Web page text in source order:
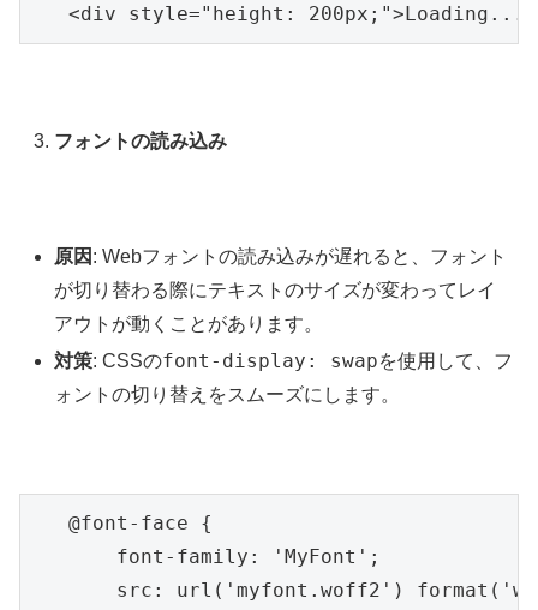
<div style="height:
フォントの読み込み
原因 : Webフォントの読み込みが遅れると、フォント
が切り替わる際にテキストのサイズが変わってレイ
アウトが動くことがあります。
対策: CSSのfont-display: swapを使用して、フ
ォントの切り替えをスムーズにします。
   @font-face {
       font-family: 'MyFont';
src: url('myfont.woff2')